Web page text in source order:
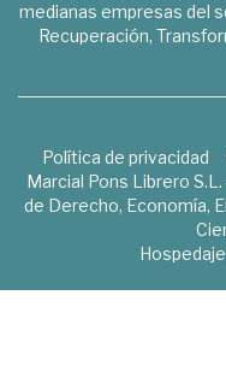
medianas empresas del
Recuperación,
Política de privacidad
Marcial Pons Librero
de Derecho, Economía,